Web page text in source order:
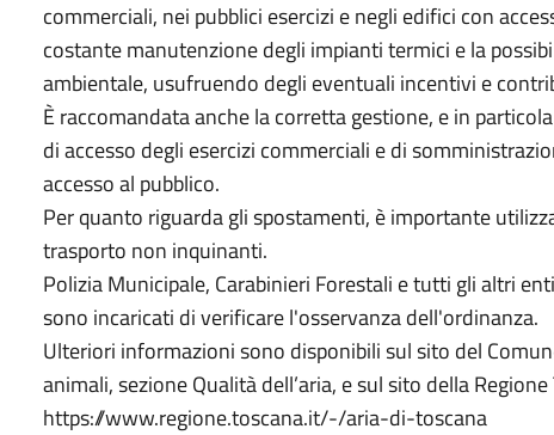
commerciali, nei pubblici esercizi e negli edifici con
costante manutenzione degli impianti termici e la
ambientale, usufruendo degli eventuali incentivi e
È raccomandata anche la corretta gestione, e in
di accesso degli esercizi commerciali e di
accesso al pubblico.
Per quanto riguarda gli spostamenti, è importante
trasporto non inquinanti.
Polizia Municipale, Carabinieri Forestali e tutti gli altri
sono incaricati di verificare l'osservanza dell'ordinanza.
Ulteriori informazioni sono disponibili sul sito del
animali, sezione Qualità dell’aria, e sul sito della Regione
https://www.regione.toscana.it/-/aria-di-toscana